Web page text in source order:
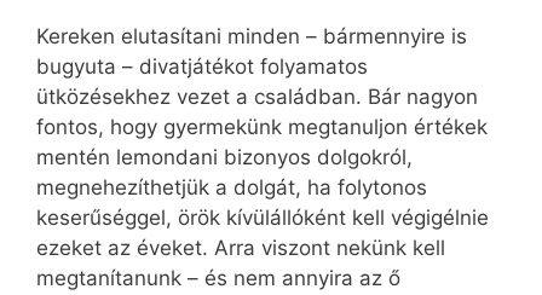
Kereken elutasítani minden – bármennyire is
bugyuta – divatjátékot folyamatos
ütközésekhez vezet a családban. Bár nagyon
fontos, hogy gyermekünk megtanuljon értékek
mentén lemondani bizonyos dolgokról,
megnehezíthetjük a dolgát, ha folytonos
keserűséggel, örök kívülállóként kell végigélnie
ezeket az éveket. Arra viszont nekünk kell
megtanítanunk – és nem annyira az ő